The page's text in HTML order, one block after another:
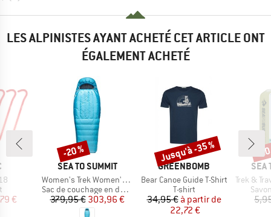
LES ALPINISTES AYANT ACHETÉ CET ARTICLE ONT
ÉGALEMENT ACHETÉ
group
réduit
€
MARQUE
SEA TO SUMMIT
Article
Women's Trek Women's -1°C Down Sleeping Bag
Product group
Sac de couchage en duvet
Prix
379,95 € Prix réduit
303,96 €
Remise
-20 %
MARQUE
GREENBOMB
Article
Bear Canoe Guide T-Shirt
Product group
T-shirt
Prix
34,95 € Prix réduit
à partir de
22,72 €
Remise
Jusqu'à -35 %
SEA
Article
Trek & Travel
-